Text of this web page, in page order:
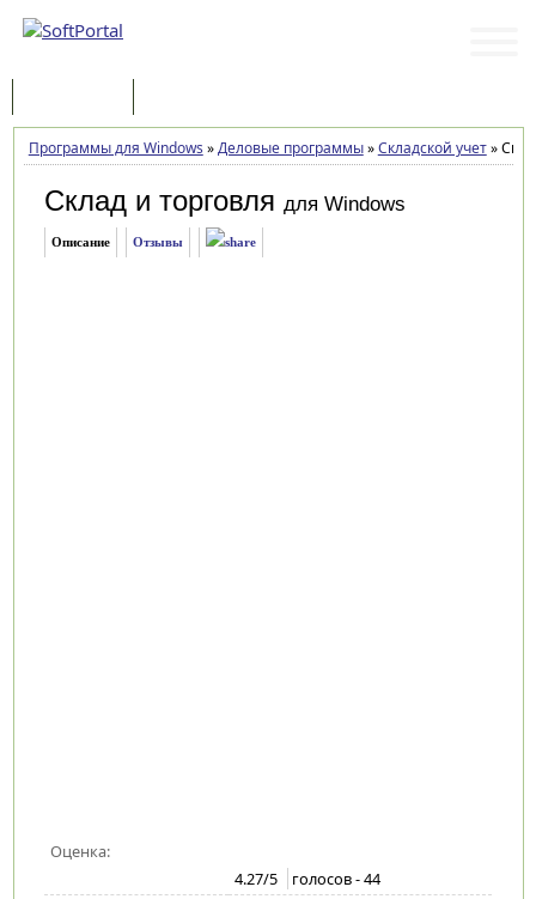
Программы для Windows »Деловые программы»Складской учет»
Склад и торговля для Windows
Описание Отзывы
Оценка:
4.27/5 голосов -44